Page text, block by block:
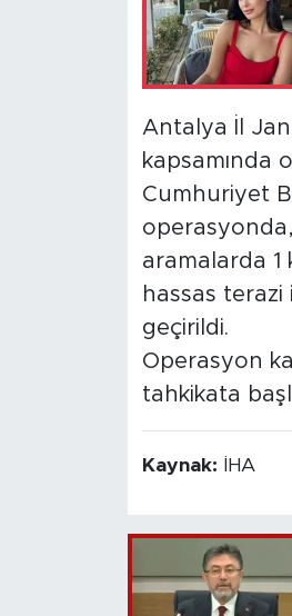
Antalya İl
kapsamında
Cumhuriyet
operasyonda,
aramalarda 1
hassas
geçirildi.
Operasyon
tahkikata
Kaynak: İHA